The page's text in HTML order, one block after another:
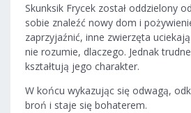
Skunksik Frycek został oddzielony
sobie znaleźć nowy dom i
zaprzyjaźnić, inne zwierzęta
nie rozumie, dlaczego. Jednak
kształtują jego charakter.
W końcu wykazując się odwagą,
broń i staje się bohaterem.